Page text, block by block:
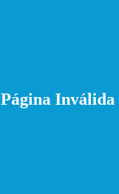
Página Inválida